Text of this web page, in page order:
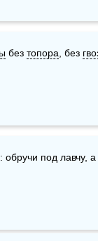
без топора , без
под лавчу, а